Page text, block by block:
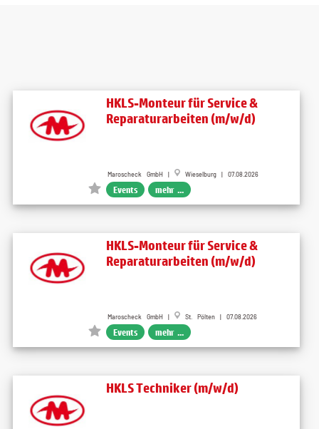
HKLS-Monteur für Service &
Reparaturarbeiten (m/w/d)
Maroscheck GmbH | Wieselburg | 07.08.2026
Events mehr ...
HKLS-Monteur für Service &
Reparaturarbeiten (m/w/d)
Maroscheck GmbH | St. Pölten | 07.08.2026
Events mehr ...
HKLS Techniker (m/w/d)